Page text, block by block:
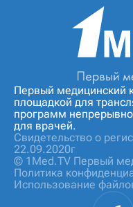
Первый медицинский
площадкой для
программ
для врачей.
Свидетельство о
22.09.2020г
© 1Med.TV Первый
Политика
Использование